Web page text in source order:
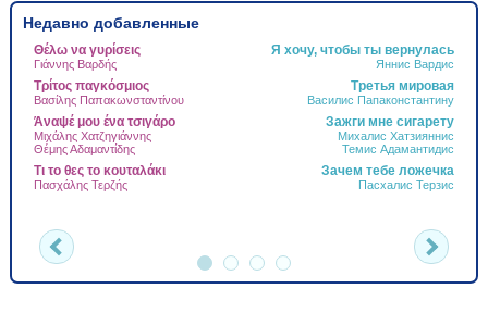
Недавно добавленные
Θέλω να γυρίσεις Я хочу, чтобы ты вернулась
Γιάννης Βαρδής Яннис Вардис
Τρίτος παγκόσμιος Третья мировая
Βασίλης Παπακωνσταντίνου Василис Папаконстантину
Άναψέ μου ένα τσιγάρο Зажги мне сигарету
Μιχάλης Χατζηγιάννης
Михалис Хатзияннис
Θέμης Αδαμαντίδης
Темис Адамантидис
Τι το θες το κουταλάκι Зачем тебе ложечка
Πασχάλης Τερζής Пасхалис Терзис